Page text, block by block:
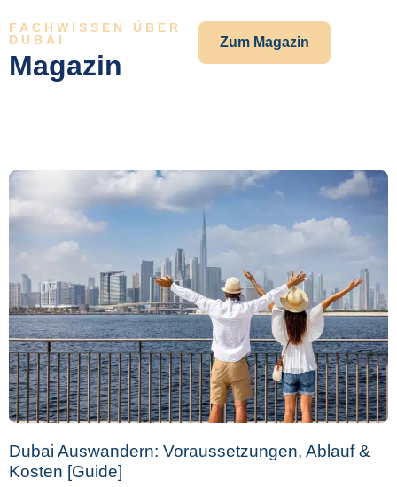
FACHWISSEN ÜBER
DUBAI
Magazin
Zum Magazin
Dubai Auswandern: Voraussetzungen, Ablauf &
Kosten [Guide]